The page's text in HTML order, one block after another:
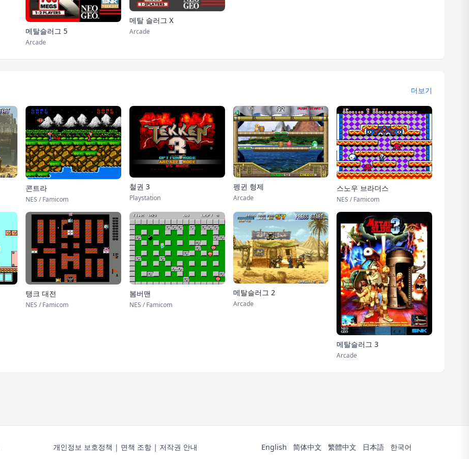
메탈슬러그 5
Arcade
메탈 슬러그 X
Arcade
더보기
콘트라
NES / Famicom
철권 3
Playstation
펭귄 형제
Arcade
스노우 브라더스
NES / Famicom
탱크 대전
NES / Famicom
봄버맨
NES / Famicom
메탈슬러그 2
Arcade
메탈슬러그 3
Arcade
개인정보 보호정책 | 면책 조항| 저작권 안내 English 简体中文 繁體中文 日本語 한국어